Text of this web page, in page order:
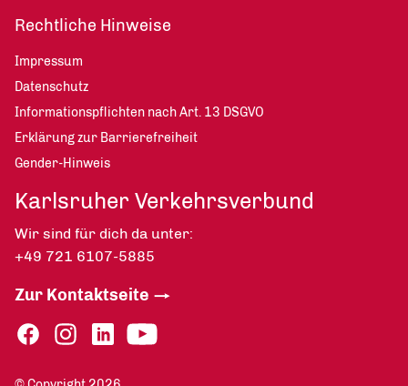
Rechtliche Hinweise
Impressum
Datenschutz
Informationspflichten nach Art. 13 DSGVO
Erklärung zur Barrierefreiheit
Gender-Hinweis
Karlsruher Verkehrsverbund
Wir sind für dich da unter:
+49 721 6107-5885
Zur Kontaktseite